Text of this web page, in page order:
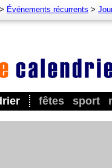
fêtes sport
Événements récurrents >